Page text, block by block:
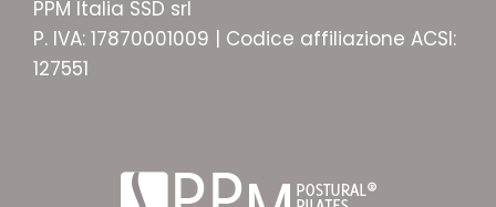
PPM Italia SSD srl
P. IVA: 17870001009 | Codice affiliazione ACSI:
127551